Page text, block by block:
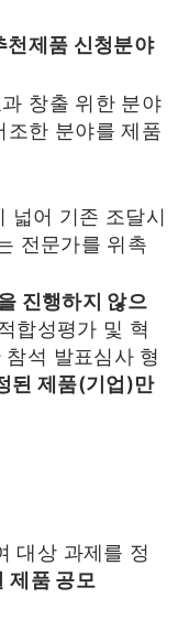
제품 신청분야
창출 위한 분야
조한 분야를 제품
넓어 기존 조달시
전문가를 위촉
진행하지 않으
합성평가 및 혁
석 발표심사 형
된 제품(기업)만
대상 과제를 정
제품 공모